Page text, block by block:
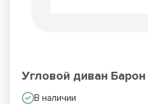
Угловой диван Барон
В наличии